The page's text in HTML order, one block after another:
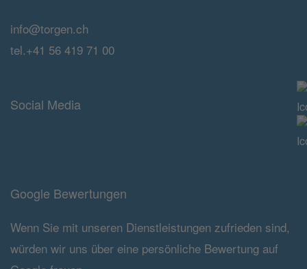
info@torgen.ch
tel.+41 56 419 71 00
Social Media
Google Bewertungen
Wenn Sie mit unseren Dienstleistungen zufrieden sind,
würden wir uns über eine persönliche Bewertung auf